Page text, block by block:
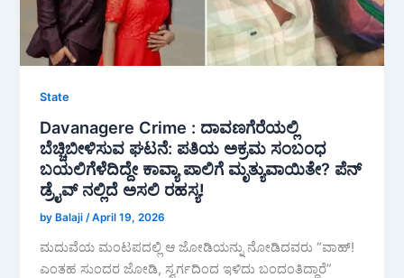
State
Davanagere Crime : ದಾವಣಗೆರೆಯಲ್ಲಿ
ಬೆಚ್ಚಿಬೀಳಿಸುವ ಘಟನೆ: ಪತಿಯ ಅಕ್ರಮ ಸಂಬಂಧ
ಬಯಲಿಗೆಳೆದಿದ್ದೇ ಕಾವ್ಯಾ ಪಾಲಿಗೆ ಮೃತ್ಯುವಾಯಿತೇ? ಪೆನ್
ಡ್ರೈವ್‌ ನಲ್ಲಿದೆ ಅಸಲಿ ರಹಸ್ಯ!
by Balaji/April 19, 2026
ಮದುವೆಯ ಮಂಟಪದಲ್ಲಿ ಆ ಜೋಡಿಯನ್ನು ನೋಡಿದವರು “ವಾಹ್!
ಎಂತಹ ಸುಂದರ ಜೋಡಿ, ಸ್ವರ್ಗದಿಂದ ಇಳಿದು ಬಂದಂತಿದ್ದಾರೆ”